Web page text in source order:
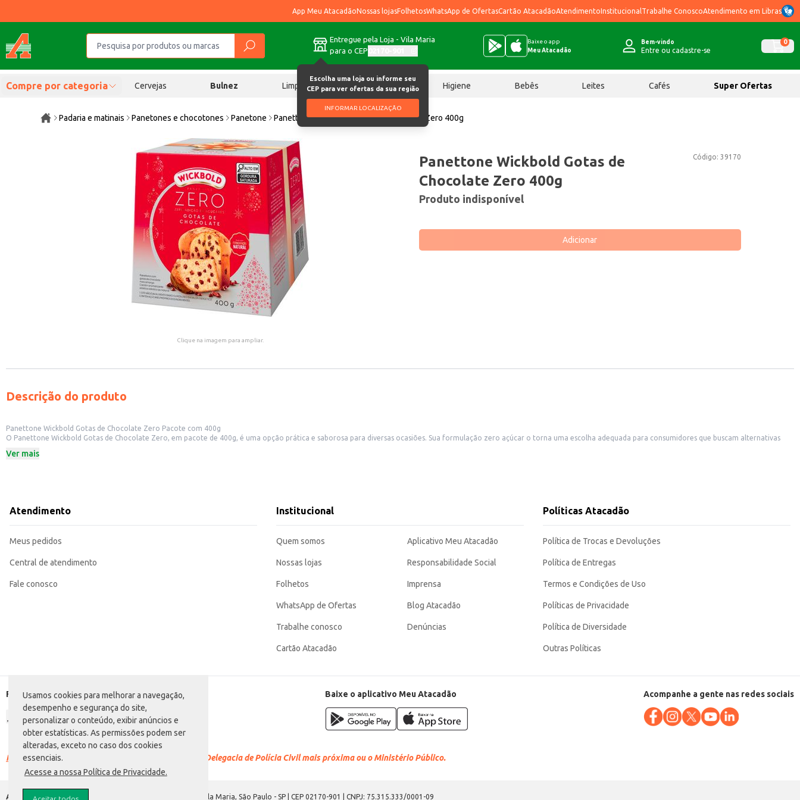
Usamos cookies para melhorar a navegação,
desempenho e segurança do site,
personalizar o conteúdo, exibir anúncios e
obter estatísticas. As permissões podem ser
alteradas, exceto no caso dos cookies
essenciais.
Acesse a nossa Política de Privacidade.
Aceitar todos
App Meu AtacadãoNossas lojasFolhetosWhatsApp de OfertasCartão AtacadãoAtendimentoInstitucional Trabalhe ConoscoAtendimento em Libras
Entregue pela Loja - Vila Maria
para o CEP
Escolha uma loja ou informe seu
CEP para ver ofertas da sua região
INFORMAR LOCALIZAÇÃO
Baixe o app
Meu Atacadão
Bem-vindo
Entre ou cadastre-se
0
Compre por categoria Cervejas Bulnez Limpeza Chocolates Higiene Bebês Leites Cafés Super Ofertas
Padaria e matinais Panetones e chocotones Panetone Panettone Wickbold Gotas de Chocolate Zero 400g
Clique na imagem para ampliar.
Código: 39170
Panettone Wickbold Gotas de
Chocolate Zero 400g
Produto indisponível
Adicionar
Descrição do produto
Panettone Wickbold Gotas de Chocolate Zero Pacote com 400g
O Panettone Wickbold Gotas de Chocolate Zero, em pacote de 400g, é uma opção prática e saborosa para diversas ocasiões. Sua formulação zero açúcar o torna uma escolha adequada para consumidores que buscam alternativas
Dicas de uso:
O Panettone Wickbold Gotas de Chocolate Zero proporciona uma experiência de sabor equilibrada e agradável, combinando a textura macia do panettone com o sabor intenso das gotas de chocolate. Sua praticidade e sabor o
tornam uma opção atrativa tanto para o comércio quanto para o consumo doméstico.
Marca: Wickbold
Categoria: Panetone
EAN: 7896066304892
Ver mais
Atendimento
Meus pedidos
Central de atendimento
Fale conosco
Institucional
Quem somos
Nossas lojas
Folhetos
WhatsApp de Ofertas
Trabalhe conosco
Cartão Atacadão
Aplicativo Meu Atacadão
Responsabilidade Social
Imprensa
Blog Atacadão
Denúncias
Políticas Atacadão
Política de Trocas e Devoluções
Política de Entregas
Termos e Condições de Uso
Políticas de Privacidade
Política de Diversidade
Outras Políticas
Formas de pagamento Baixe o aplicativo Meu Atacadão Acompanhe a gente nas redes sociais
Racismo é crime. Denuncie. Disque 100 ou procure a Delegacia de Polícia Civil mais próxima ou o Ministério Público.
Atacadão S.A. Avenida Morvan Dias de Figueiredo, 6169, Vila Maria, São Paulo - SP | CEP 02170-901 | CNPJ: 75.315.333/0001-09